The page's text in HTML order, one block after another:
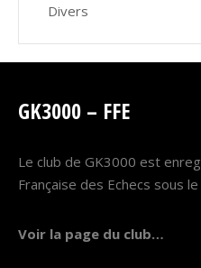
Divers
GK3000 – FFE
Le club de GK3000 est
Française des Echecs sous
Voir la page du club…